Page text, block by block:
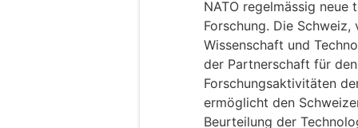
NATO regelmässig neue
Forschung. Die
Wissenschaft und
der Partnerschaft für
Forschungsaktivitäten
ermöglicht den
Beurteilung der